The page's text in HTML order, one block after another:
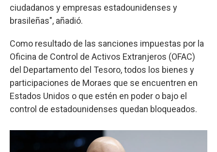
ciudadanos y empresas estadounidenses y
brasileñas", añadió.
Como resultado de las sanciones impuestas por la
Oficina de Control de Activos Extranjeros (OFAC)
del Departamento del Tesoro, todos los bienes y
participaciones de Moraes que se encuentren en
Estados Unidos o que estén en poder o bajo el
control de estadounidenses quedan bloqueados.